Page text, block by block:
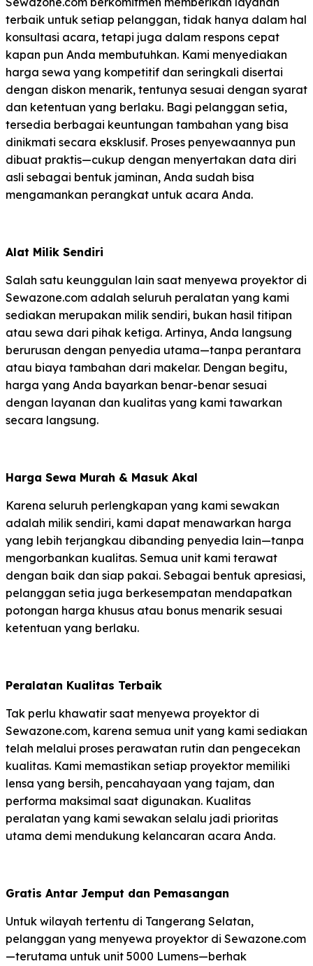
terbaik untuk setiap pelanggan, tidak hanya dalam hal
konsultasi acara, tetapi juga dalam respons cepat
kapan pun Anda membutuhkan. Kami menyediakan
harga sewa yang kompetitif dan seringkali disertai
dengan diskon menarik, tentunya sesuai dengan syarat
dan ketentuan yang berlaku. Bagi pelanggan setia,
tersedia berbagai keuntungan tambahan yang bisa
dinikmati secara eksklusif. Proses penyewaannya pun
dibuat praktis—cukup dengan menyertakan data diri
asli sebagai bentuk jaminan, Anda sudah bisa
mengamankan perangkat untuk acara Anda.
Alat Milik Sendiri
Salah satu keunggulan lain saat menyewa proyektor di
Sewazone.com adalah seluruh peralatan yang kami
sediakan merupakan milik sendiri, bukan hasil titipan
atau sewa dari pihak ketiga. Artinya, Anda langsung
berurusan dengan penyedia utama—tanpa perantara
atau biaya tambahan dari makelar. Dengan begitu,
harga yang Anda bayarkan benar-benar sesuai
dengan layanan dan kualitas yang kami tawarkan
secara langsung.
Harga Sewa Murah & Masuk Akal
Karena seluruh perlengkapan yang kami sewakan
adalah milik sendiri, kami dapat menawarkan harga
yang lebih terjangkau dibanding penyedia lain—tanpa
mengorbankan kualitas. Semua unit kami terawat
dengan baik dan siap pakai. Sebagai bentuk apresiasi,
pelanggan setia juga berkesempatan mendapatkan
potongan harga khusus atau bonus menarik sesuai
ketentuan yang berlaku.
Peralatan Kualitas Terbaik
Tak perlu khawatir saat menyewa proyektor di
Sewazone.com, karena semua unit yang kami sediakan
telah melalui proses perawatan rutin dan pengecekan
kualitas. Kami memastikan setiap proyektor memiliki
lensa yang bersih, pencahayaan yang tajam, dan
performa maksimal saat digunakan. Kualitas
peralatan yang kami sewakan selalu jadi prioritas
utama demi mendukung kelancaran acara Anda.
Gratis Antar Jemput dan Pemasangan
Untuk wilayah tertentu di Tangerang Selatan,
pelanggan yang menyewa proyektor di Sewazone.com
—terutama untuk unit 5000 Lumens—berhak